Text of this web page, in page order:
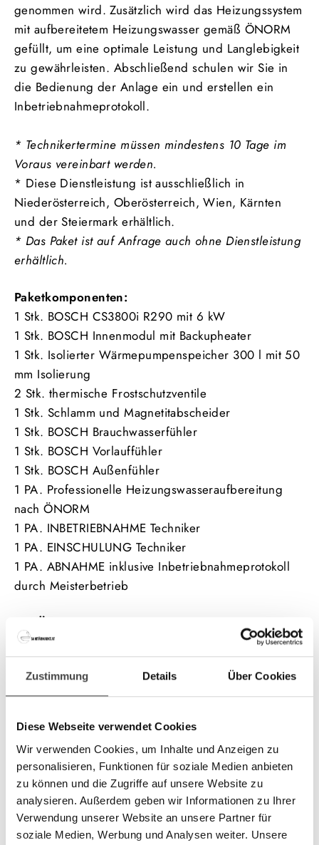
Zustimmung Details Über Cookies
Diese Webseite verwendet Cookies
Wir verwenden Cookies, um Inhalte und Anzeigen zu
personalisieren, Funktionen für soziale Medien anbieten
zu können und die Zugriffe auf unsere Website zu
analysieren. Außerdem geben wir Informationen zu Ihrer
Verwendung unserer Website an unsere Partner für
soziale Medien, Werbung und Analysen weiter. Unsere
genommen wird. Zusätzlich wird das Heizungssystem
mit aufbereitetem Heizungswasser gemäß ÖNORM
gefüllt, um eine optimale Leistung und Langlebigkeit
zu gewährleisten. Abschließend schulen wir Sie in
die Bedienung der Anlage ein und erstellen ein
Inbetriebnahmeprotokoll.
* Technikertermine müssen mindestens 10 Tage im
Voraus vereinbart werden.
* Diese Dienstleistung ist ausschließlich in
Niederösterreich, Oberösterreich, Wien, Kärnten
und der Steiermark erhältlich.
* Das Paket ist auf Anfrage auch ohne Dienstleistung
erhältlich.
Paketkomponenten:
1 Stk. BOSCH CS3800i R290 mit 6 kW
1 Stk. BOSCH Innenmodul mit Backupheater
1 Stk. Isolierter Wärmepumpenspeicher 300 l mit 50
mm Isolierung
2 Stk. thermische Frostschutzventile
1 Stk. Schlamm und Magnetitabscheider
1 Stk. BOSCH Brauchwasserfühler
1 Stk. BOSCH Vorlauffühler
1 Stk. BOSCH Außenfühler
1 PA. Professionelle Heizungswasseraufbereitung
nach ÖNORM
1 PA. INBETRIEBNAHME Techniker
1 PA. EINSCHULUNG Techniker
1 PA. ABNAHME inklusive Inbetriebnahmeprotokoll
durch Meisterbetrieb
ZUSÄTZLICH:
1 Stk. BOSCH Kondensatwannenheizung für
Außengerät - Aufpreis: € 129,00
Produktbeschreibung:
Celsius ist die ideale Lösung für den Sanierungsfall.
Wir bieten eine hochwertige und bewährte
Wärmepumpen-Komplettlösung mit der neuen R290
BOSCH CS3100i Monoblock Wärmepumpe an,